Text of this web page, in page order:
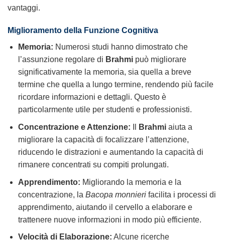
vantaggi.
Miglioramento della Funzione Cognitiva
Memoria: Numerosi studi hanno dimostrato che
l’assunzione regolare di Brahmipuò migliorare
significativamente la memoria, sia quella a breve
termine che quella a lungo termine, rendendo più facile
ricordare informazioni e dettagli. Questo è
particolarmente utile per studenti e professionisti.
Concentrazione e Attenzione: Brahmiaiuta a
migliorare la capacità di focalizzare l’attenzione,
riducendo le distrazioni e aumentando la capacità di
rimanere concentrati su compiti prolungati.
Apprendimento: Migliorando la memoria e la
concentrazione, la Bacopa monnierifacilita i processi di
apprendimento, aiutando il cervello a elaborare e
trattenere nuove informazioni in modo più efficiente.
Velocità di Elaborazione: Alcune ricerche